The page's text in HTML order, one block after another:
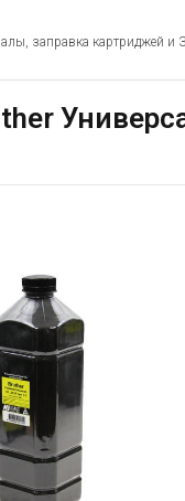
заправка картриджей и